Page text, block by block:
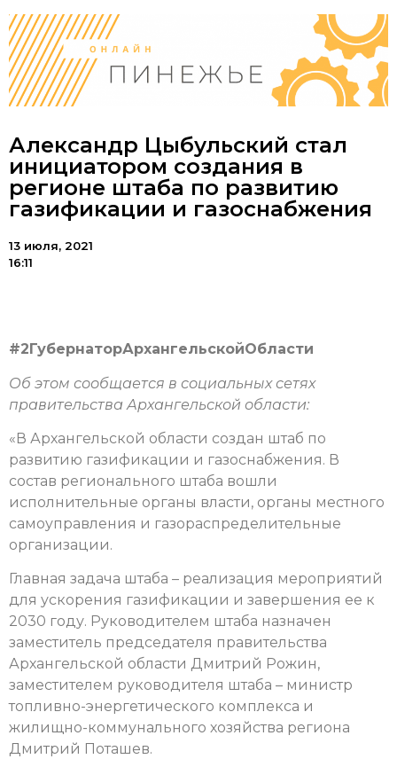
Александр Цыбульский стал
инициатором создания в
регионе штаба по развитию
газификации и газоснабжения
13 июля, 2021
16:11
#2ГубернаторАрхангельскойОбласти
Об этом сообщается в социальных сетях
правительства Архангельской области:
«В Архангельской области создан штаб по
развитию газификации и газоснабжения. В
состав регионального штаба вошли
исполнительные органы власти, органы местного
самоуправления и газораспределительные
организации.
Главная задача штаба – реализация мероприятий
для ускорения газификации и завершения ее к
2030 году. Руководителем штаба назначен
заместитель председателя правительства
Архангельской области Дмитрий Рожин,
заместителем руководителя штаба – министр
топливно-энергетического комплекса и
жилищно-коммунального хозяйства региона
Дмитрий Поташев.